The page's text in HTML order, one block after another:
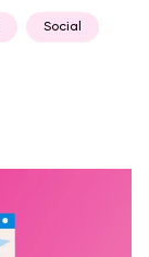
Social